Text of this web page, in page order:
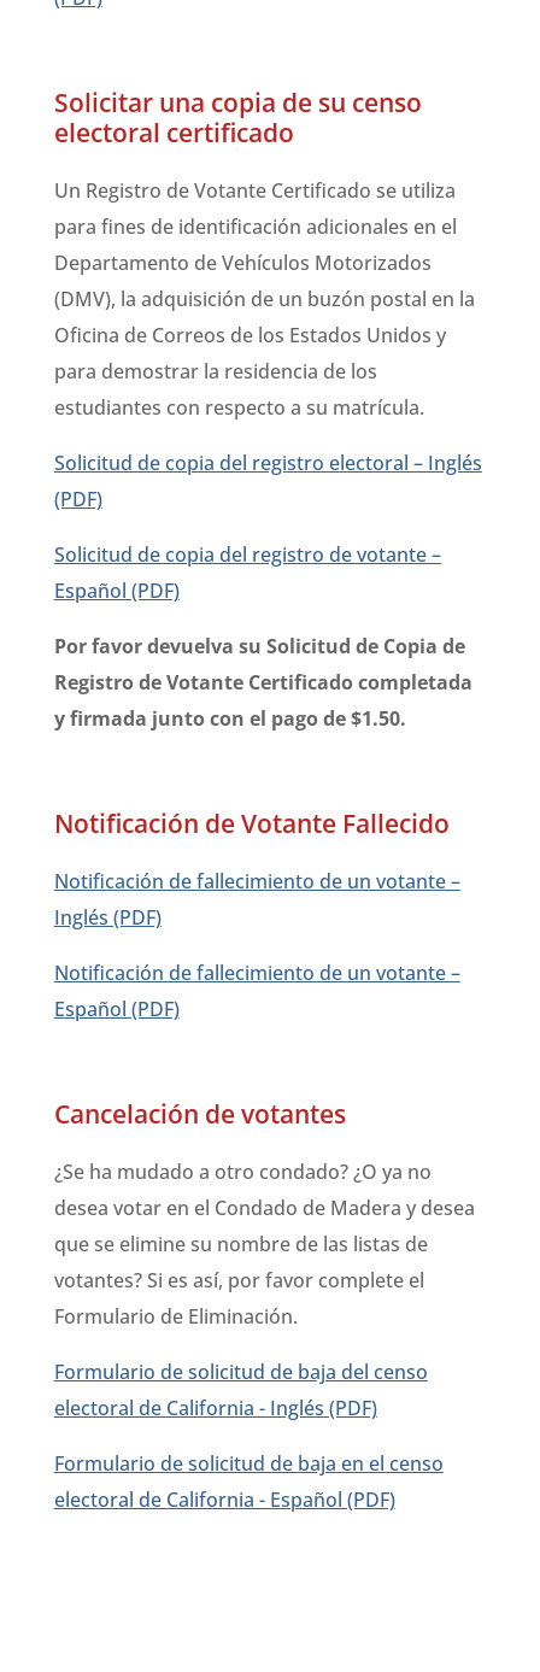
Solicitar una copia de su censo
electoral certificado
Un Registro de Votante Certificado se utiliza
para fines de identificación adicionales en el
Departamento de Vehículos Motorizados
(DMV), la adquisición de un buzón postal en la
Oficina de Correos de los Estados Unidos y
para demostrar la residencia de los
estudiantes con respecto a su matrícula.
Solicitud de copia del registro electoral – Inglés
(PDF)
Solicitud de copia del registro de votante –
Español (PDF)
Por favor devuelva su Solicitud de Copia de
Registro de Votante Certificado completada
y firmada junto con el pago de $1.50.
Notificación de Votante Fallecido
Notificación de fallecimiento de un votante –
Inglés (PDF)
Notificación de fallecimiento de un votante –
Español (PDF)
Cancelación de votantes
¿Se ha mudado a otro condado? ¿O ya no
desea votar en el Condado de Madera y desea
que se elimine su nombre de las listas de
votantes? Si es así, por favor complete el
Formulario de Eliminación.
Formulario de solicitud de baja del censo
electoral de California - Inglés (PDF)
Formulario de solicitud de baja en el censo
electoral de California - Español (PDF)